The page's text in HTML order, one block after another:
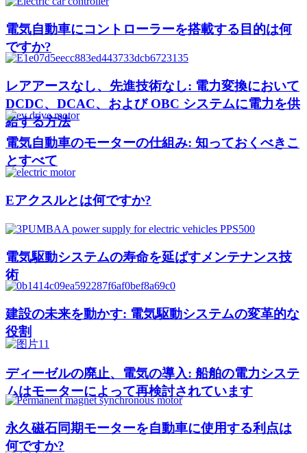
電気自動車にコントローラーを搭載する目的は何
ですか?
レアアースなし、先進技術なし: 電力変換において
DCDC、DCAC、および OBC システムに電力を供
給する方法
電気自動車のモーターの仕組み: 知っておくべきこ
とすべて
Eアクスルとは何ですか?
電気駆動システムの寿命を延ばすメンテナンス技
術
建設の未来を動かす: 電気駆動システムの変革的な
役割
ディーゼルの廃止、電気の導入: 船舶の電力システ
ムはモーターによって再検討されています
永久磁石同期モーターを自動車に使用する利点は
何ですか?